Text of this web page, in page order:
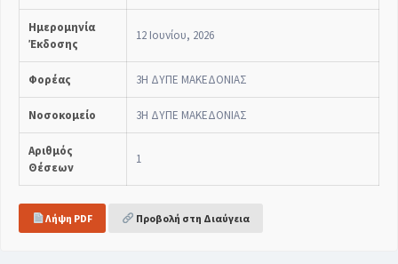
Ημερομηνία
Έκδοσης
12 Ιουνίου, 2026
Φορέας 3Η ΔΥΠΕ ΜΑΚΕΔΟΝΙΑΣ
Νοσοκομείο 3Η ΔΥΠΕ ΜΑΚΕΔΟΝΙΑΣ
Αριθμός
Θέσεων
1
Λήψη PDF Προβολή στη Διαύγεια